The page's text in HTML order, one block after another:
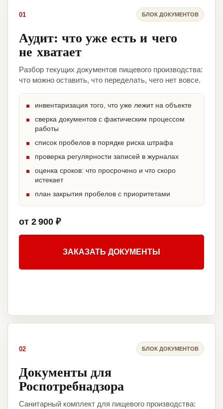
01 БЛОК ДОКУМЕНТОВ
Аудит: что уже есть и чего
не хватает
Разбор текущих документов пищевого производства:
что можно оставить, что переделать, чего нет вовсе.
инвентаризация того, что уже лежит на объекте
сверка документов с фактическим процессом
работы
список пробелов в порядке риска штрафа
проверка регулярности записей в журналах
оценка сроков: что просрочено и что скоро
истекает
план закрытия пробелов с приоритетами
от 2 900 ₽
ЗАКАЗАТЬ ДОКУМЕНТЫ
02 БЛОК ДОКУМЕНТОВ
Документы для
Роспотребнадзора
Санитарный комплект для пищевого производства: